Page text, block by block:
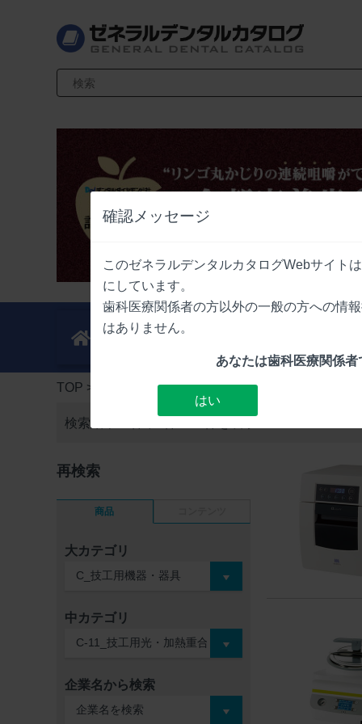
確認メッセージ
このゼネラルデンタルカタログWebサイト
にしています。
歯科医療関係者の方以外の一般の方への情
はありません。
あなたは歯科医療関係者
はい
検索キーワード入力
新製品
TOP > 検索結果一覧
検索結果13件中
再検索
商品
大カテゴリ
中カテゴリ
企業名から検索